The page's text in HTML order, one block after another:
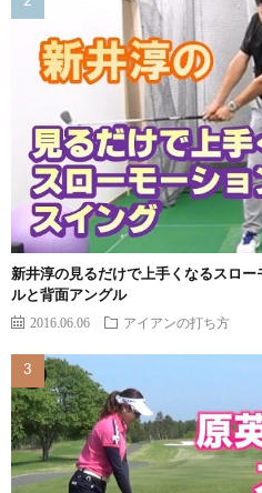
新井淳の見るだけで上手くなるスロ
ルと背面アングル
2016.06.06 アイアンの打ち方